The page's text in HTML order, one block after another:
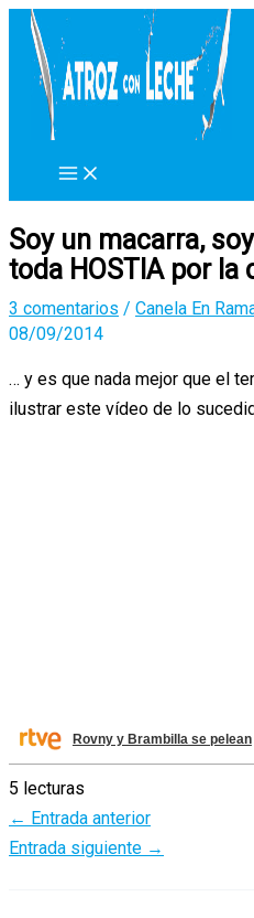
contenido
Soy un macarra,
toda HOSTIA por la
3 comentarios / Canela En
08/09/2014
… y es que nada mejor que el
ilustrar este vídeo de lo
Rovny y Brambilla se pelean
5 lecturas
← Entrada anterior
Entrada siguiente →